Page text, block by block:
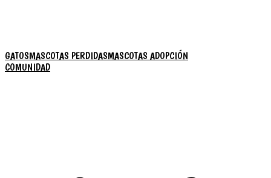
GATOSMASCOTAS PERDIDASMASCOTAS ADOPCIÓN
COMUNIDAD